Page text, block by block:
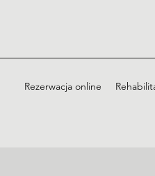
Rezerwacja online